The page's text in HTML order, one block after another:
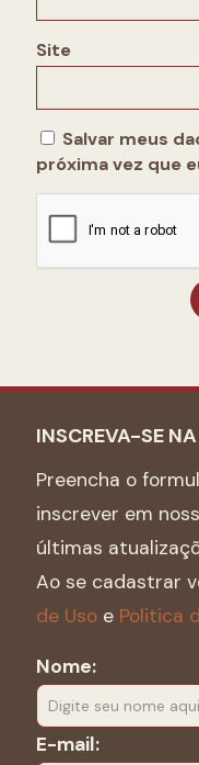
Site
Salvar meus
próxima vez que
INSCREVA-SE
Preencha o
inscrever em
últimas
Ao se cadastrar
de Uso e Politica
Nome:
E-mail: